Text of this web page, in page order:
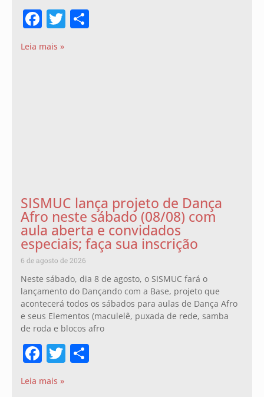
Facebook
Twitter
Leia mais »
SISMUC lança projeto de Dança
Afro neste sábado (08/08) com
aula aberta e convidados
especiais; faça sua inscrição
6 de agosto de 2026
Neste sábado, dia 8 de agosto, o SISMUC fará o
lançamento do Dançando com a Base, projeto que
acontecerá todos os sábados para aulas de Dança Afro
e seus Elementos (maculelê, puxada de rede, samba
de roda e blocos afro
Facebook
Twitter
Leia mais »